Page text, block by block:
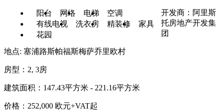
阳台 网络 电梯
空调
有线电视
洗衣房 精装修
家具
花园
开发商：阿里斯
托房地产开发集
团
地点: 塞浦路斯帕福斯梅萨乔里欧村
房型：2, 3房
建筑面积：147.43平方米 - 221.16平方米
价格：252,000 欧元+VAT起